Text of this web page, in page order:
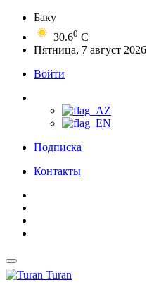
Баку
30.60 C
Пятница, 7 август 2026
Войти
Подписка
Контакты
Turan